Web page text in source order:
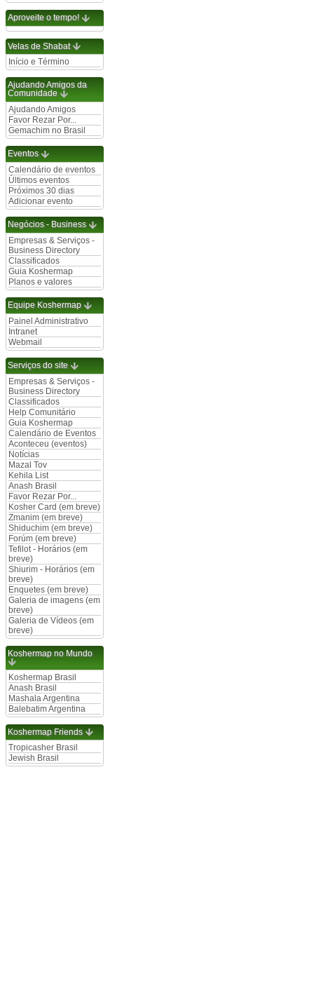
Aproveite o tempo!
Velas de Shabat
Início e Término
Ajudando Amigos da
Comunidade
Ajudando Amigos
Favor Rezar Por...
Gemachim no Brasil
Eventos
Calendário de eventos
Últimos eventos
Próximos 30 dias
Adicionar evento
Negócios - Business
Empresas & Serviços -
Business Directory
Classificados
Guia Koshermap
Planos e valores
Equipe Koshermap
Painel Administrativo
Intranet
Webmail
Serviços do site
Empresas & Serviços -
Business Directory
Classificados
Help Comunitário
Guia Koshermap
Calendário de Eventos
Aconteceu (eventos)
Notícias
Mazal Tov
Kehila List
Anash Brasil
Favor Rezar Por...
Kosher Card (em breve)
Zmanim (em breve)
Shiduchim (em breve)
Forúm (em breve)
Tefilot - Horários (em
breve)
Shiurim - Horários (em
breve)
Enquetes (em breve)
Galeria de imagens (em
breve)
Galeria de Vídeos (em
breve)
Koshermap no Mundo
Koshermap Brasil
Anash Brasil
Mashala Argentina
Balebatim Argentina
Koshermap Friends
Tropicasher Brasil
Jewish Brasil